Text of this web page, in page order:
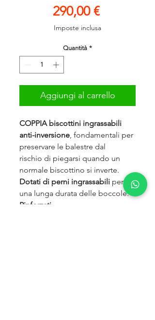
290,00 €Prezzo
Imposte inclusa
Quantità *
Aggiungi al carrello
COPPIA biscottini ingrassabili
anti-inversione , fondamentali per
preservare le balestre dal
rischio di piegarsi quando un
normale biscottino si inverte.
Dotati di perni ingrassabili per
una lunga durata delle boccole.
Rinforzati.